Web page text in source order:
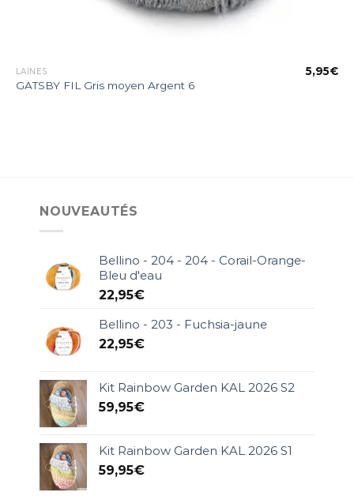
LAINES
GATSBY FIL Gris moyen Argent 6
5,95€
NOUVEAUTÉS
Bellino - 204 - 204 - Corail-Orange-
Bleu d'eau
22,95€
Bellino - 203 - Fuchsia-jaune
22,95€
Kit Rainbow Garden KAL 2026 S2
59,95€
Kit Rainbow Garden KAL 2026 S1
59,95€